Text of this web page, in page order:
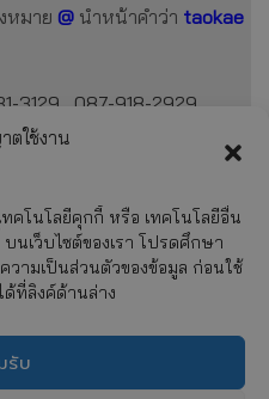
ตใช้งาน
คโนโลยีคุกกี้ หรือ เทคโนโลยีอื่น
เว็บไซต์ของเรา โปรดศึกษา
วามเป็นส่วนตัวของข้อมูล ก่อนใช้
ด้ที่ลิงค์ด้านล่าง
รับ
หมาย @ นำหน้าคำว่า taokae
3129 087-918-2929